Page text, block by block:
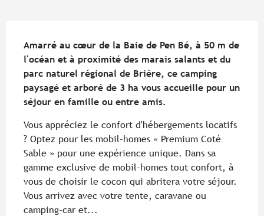
Amarré au cœur de la Baie de Pen Bé, à 50 m de
l'océan et à proximité des marais salants et du
parc naturel régional de Brière, ce camping
paysagé et arboré de 3 ha vous accueille pour un
séjour en famille ou entre amis.
Vous appréciez le confort d'hébergements locatifs
? Optez pour les mobil-homes « Premium Coté
Sable » pour une expérience unique. Dans sa
gamme exclusive de mobil-homes tout confort, à
vous de choisir le cocon qui abritera votre séjour.
Vous arrivez avec votre tente, caravane ou
camping-car et...